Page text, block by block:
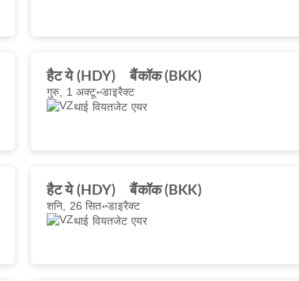
हैट ये (HDY) बैंकॉक (BKK)
गुरु, 1 अक्टू॰डाइरैक्ट
थाई वियतजेट एयर
हैट ये (HDY) बैंकॉक (BKK)
शनि, 26 सित॰डाइरैक्ट
थाई वियतजेट एयर